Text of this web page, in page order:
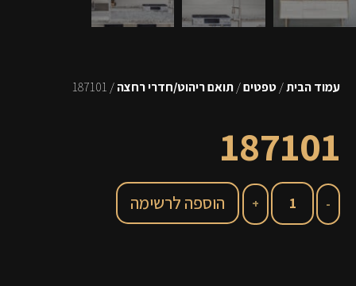
עמוד הבית/טפטים/תואם ריהוט/חדרי רחצה/ 187101
187101
הוספה לרשימה